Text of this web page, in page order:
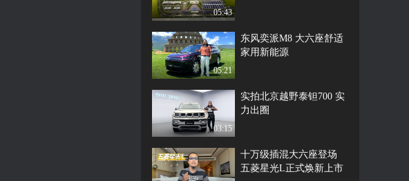
05:43
05:21
东风奕派M8 大六座舒适
家用新能源
03:15
实拍北京越野泰钽700 实
力出圈
十万级插混大六座登场
五菱星光L正式焕新上市